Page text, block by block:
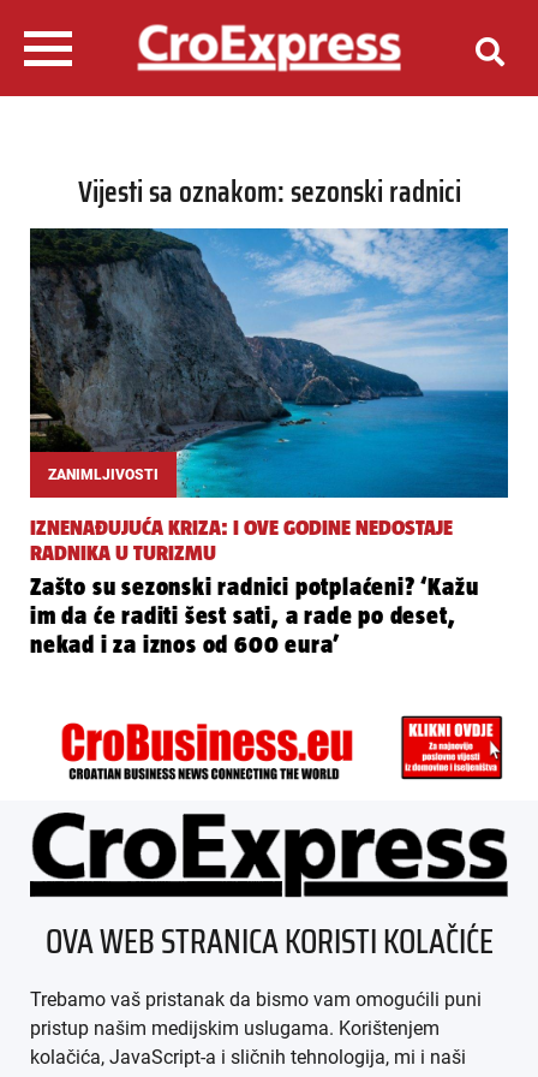
Vijesti sa oznakom: sezonski radnici
ZANIMLJIVOSTI
IZNENAĐUJUĆA KRIZA: I OVE GODINE NEDOSTAJE
RADNIKA U TURIZMU
Zašto su sezonski radnici potplaćeni? ‘Kažu
im da će raditi šest sati, a rade po deset,
nekad i za iznos od 600 eura’
ÜBER UNS
IMPRESSUM
AGB
DATENSCHUTZ
OVA WEB STRANICA KORISTI KOLAČIĆE
Trebamo vaš pristanak da bismo vam omogućili puni
pristup našim medijskim uslugama. Korištenjem
kolačića, JavaScript-a i sličnih tehnologija, mi i naši